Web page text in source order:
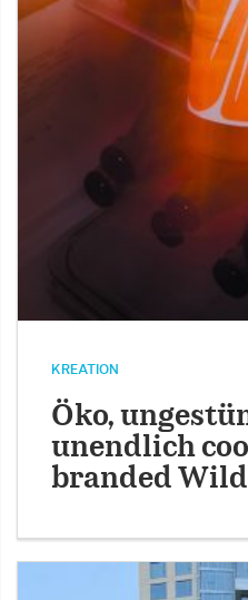
KREATION
Öko,
unendlich
branded